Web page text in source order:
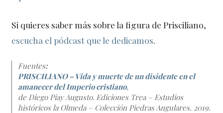
Si quieres saber más sobre la figura de Prisciliano,
escucha el pódcast que le dedicamos.
Fuentes:
PRISCILIANO – Vida y muerte de un disidente en el
amanecer del Imperio cristiano,
de Diego Piay Augusto. Ediciones Trea – Estudios
históricos la Olmeda– Colección Piedras Angulares. 2019.